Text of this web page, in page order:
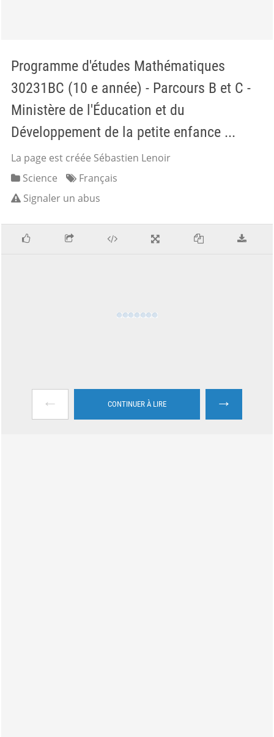
Programme d'études Mathématiques
30231BC (10 e année) - Parcours B et C -
Ministère de l'Éducation et du
Développement de la petite enfance ...
La page est créée Sébastien Lenoir
Science
Français
Signaler un abus
← CONTINUER À LIRE →